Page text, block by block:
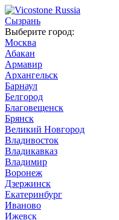
Сызрань
Выберите город:
Москва
Абакан
Армавир
Архангельск
Барнаул
Белгород
Благовещенск
Брянск
Великий Новгород
Владивосток
Владикавказ
Владимир
Воронеж
Дзержинск
Екатеринбург
Иваново
Ижевск